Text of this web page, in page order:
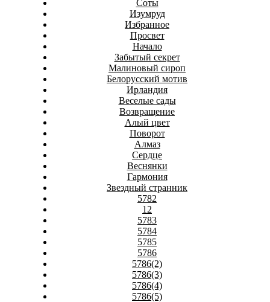
Соты
Изумруд
Избранное
Просвет
Начало
Забытый секрет
Малиновый сироп
Белорусский мотив
Ирландия
Веселые сады
Возвращение
Алый цвет
Поворот
Алмаз
Сердце
Веснянки
Гармония
Звездный странник
5782
12
5783
5784
5785
5786
5786(2)
5786(3)
5786(4)
5786(5)